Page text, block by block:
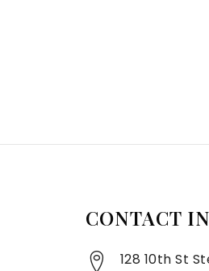
CONTACT
128 10th St